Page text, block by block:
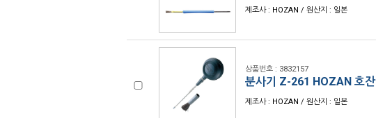
제조사 : HOZAN / 원산지 : 일본
상품번호 : 3832157
분사기 Z-261 HOZAN 호잔
제조사 : HOZAN / 원산지 : 일본